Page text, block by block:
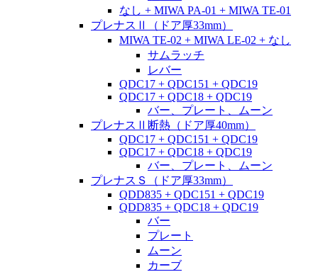
なし + MIWA PA-01 + MIWA TE-01
プレナスⅡ（ドア厚33mm）
MIWA TE-02 + MIWA LE-02 + なし
サムラッチ
レバー
QDC17 + QDC151 + QDC19
QDC17 + QDC18 + QDC19
バー、プレート、ムーン
プレナスⅡ断熱（ドア厚40mm）
QDC17 + QDC151 + QDC19
QDC17 + QDC18 + QDC19
バー、プレート、ムーン
プレナスＳ（ドア厚33mm）
QDD835 + QDC151 + QDC19
QDD835 + QDC18 + QDC19
バー
プレート
ムーン
カーブ